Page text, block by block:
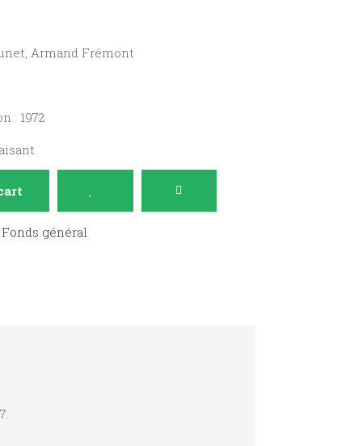
Armand Frémont
: 1972
Fonds général